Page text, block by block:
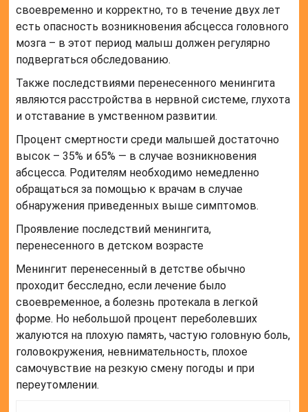
своевременно и корректно, то в течение двух лет
есть опасность возникновения абсцесса головного
мозга – в этот период малыш должен регулярно
подвергаться обследованию.
Также последствиями перенесенного менингита
являются расстройства в нервной системе, глухота
и отставание в умственном развитии.
Процент смертности среди малышей достаточно
высок – 35% и 65% — в случае возникновения
абсцесса. Родителям необходимо немедленно
обращаться за помощью к врачам в случае
обнаружения приведенных выше симптомов.
Проявление последствий менингита,
перенесенного в детском возрасте
Менингит перенесенный в детстве обычно
проходит бесследно, если лечение было
своевременное, а болезнь протекала в легкой
форме. Но небольшой процент переболевших
жалуются на плохую память, частую головную боль,
головокружения, невнимательность, плохое
самочувствие на резкую смену погоды и при
переутомлении.